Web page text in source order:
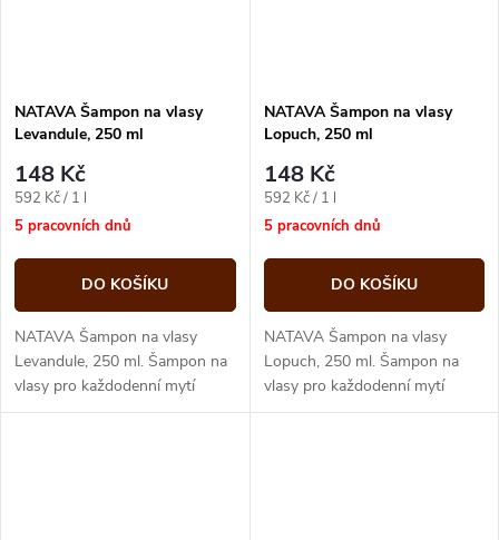
NATAVA Šampon na vlasy
Levandule, 250 ml
148 Kč
Měrná
cena:
592 Kč / 1 l
5 pracovních dnů
DO KOŠÍKU
NATAVA Šampon na vlasy
Levandule, 250 ml. Šampon na
vlasy pro každodenní mytí
vlasů.
NATAVA Šampon na vlasy
Lopuch, 250 ml
148 Kč
Měrná
cena:
592 Kč / 1 l
5 pracovních dnů
DO KOŠÍKU
NATAVA Šampon na vlasy
Lopuch, 250 ml. Šampon na
vlasy pro každodenní mytí
vlasů.